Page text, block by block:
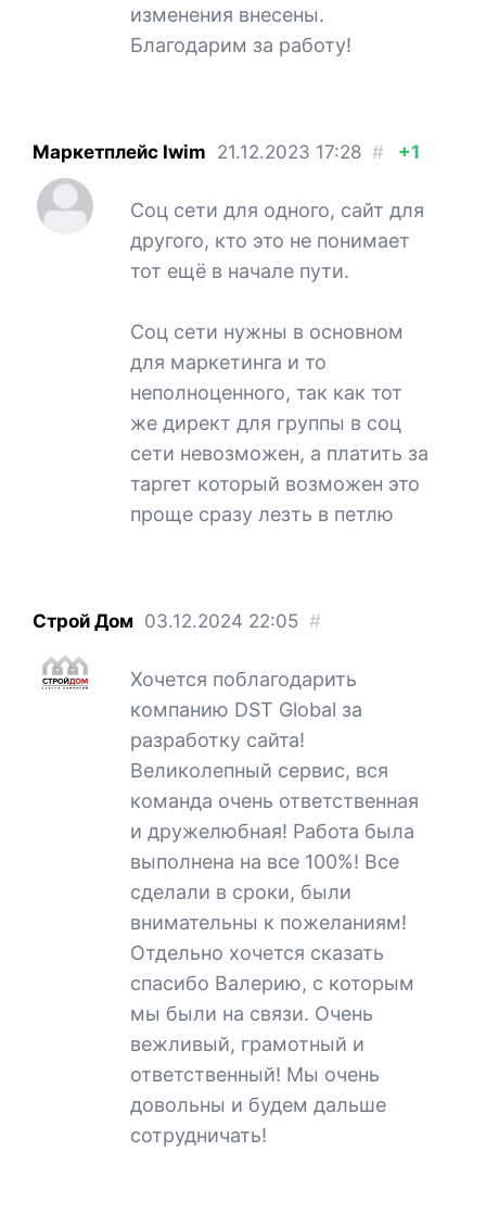
изменения внесены.
Благодарим за работу!
Маркетплейс Iwim 21.12.2023 17:28 # +1
Соц сети для одного, сайт для
другого, кто это не понимает
тот ещё в начале пути.
Соц сети нужны в основном
для маркетинга и то
неполноценного, так как тот
же директ для группы в соц
сети невозможен, а платить за
таргет который возможен это
проще сразу лезть в петлю
Строй Дом 03.12.2024 22:05 #
Хочется поблагодарить
компанию DST Global за
разработку сайта!
Великолепный сервис, вся
команда очень ответственная
и дружелюбная! Работа была
выполнена на все 100%! Все
сделали в сроки, были
внимательны к пожеланиям!
Отдельно хочется сказать
спасибо Валерию, с которым
мы были на связи. Очень
вежливый, грамотный и
ответственный! Мы очень
довольны и будем дальше
сотрудничать!